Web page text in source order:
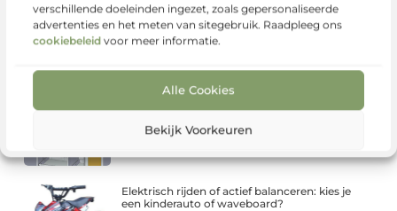
verschillende doeleinden ingezet, zoals gepersonaliseerde
advertenties en het meten van sitegebruik. Raadpleeg ons
cookiebeleid voor meer informatie.
Alle Cookies
Bekijk Voorkeuren
Cursus Frans als slimme stap in je persoonlijke
ontwikkeling
Elektrisch rijden of actief balanceren: kies je
een kinderauto of waveboard?